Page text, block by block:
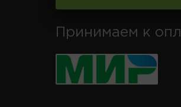
Принимаем к